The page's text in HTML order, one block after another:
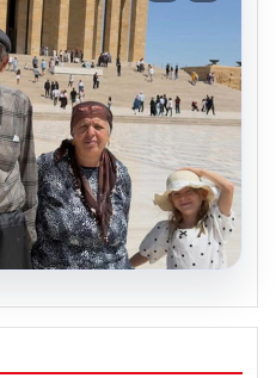
Yıllık Bekleyişin
ve Anıtkabir